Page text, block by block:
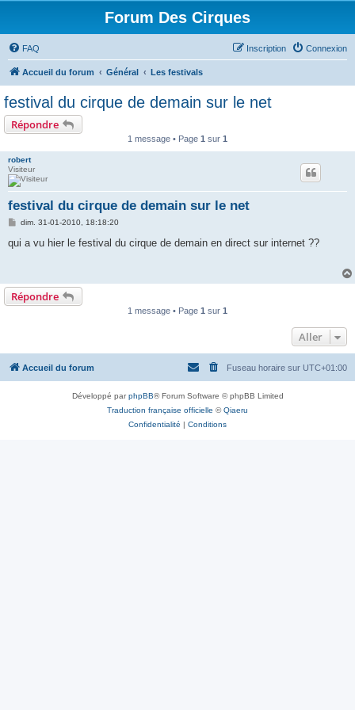
Forum Des Cirques
FAQ Connexion
Inscription
Accueil du forum Général Les festivals
festival du cirque de demain sur le net
Répondre
1 message • Page 1 sur 1
robert
Visiteur
festival du cirque de demain sur le net
M
s
dim. 31-01-2010, 18:18:20
qui a vu hier le festival du cirque de demain en direct sur internet ??
Répondre
1 message • Page 1 sur 1
Aller
Accueil du forum Fuseau horaire sur UTC+01:00
Développé parphpBB® Forum Software © phpBB Limited
Traduction française officielle ©Qiaeru
Confidentialité | Conditions